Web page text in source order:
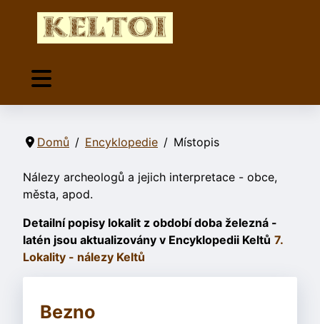
Domů Encyklopedie Místopis
Nálezy archeologů a jejich interpretace - obce,
města, apod.
Detailní popisy lokalit z období doba železná -
latén jsou aktualizovány v Encyklopedii Keltů 7.
Lokality - nálezy Keltů
Bezno